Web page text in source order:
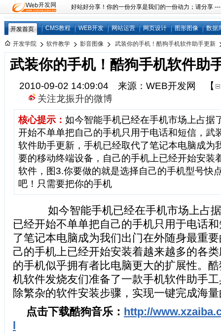
好站好分享！你的一份分享是我们的一份动力；请分享
开发首页 CMS教程 WEB开发 网站运营 网页设计 图形图像 数据
开发学院 软件教学 影音图像 武装你的手机！酷狗手机软件助手更新
武装你的手机！酷狗手机软件助
2010-09-02 14:09:04 来源：WEB开发网
【
关注龙振升的微博
核心提示： 如今智能手机已经在手机市场上占据
开始不单单把自己的手机只用于电话和短信，武
软件助手更新，手机已经取代了笔记本电脑成为
要的移动终端设备，自己的手机上已经开始安装
软件，图3.你要做的就是选择自己的手机型号快
吧！只需要把你的手机
如今智能手机已经在手机市场上占
已经开始不单单把自己的手机只用于电话
了笔记本电脑成为我们出门在外随身最重
己的手机上已经开始安装着越来越多的各
的手机似乎拥有者比电脑更大的扩展性。
机软件发烧友们准备了一款手机软件助手
除繁杂的软件安装步骤，实现一键完成海
点击下载酷狗音乐： http://
l